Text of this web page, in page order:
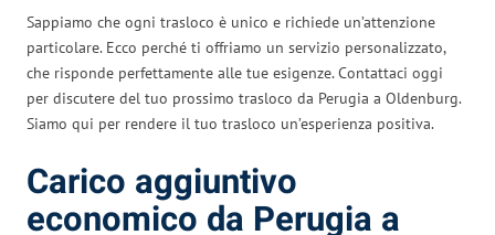
Sappiamo che ogni trasloco è unico e richiede un’attenzione
particolare. Ecco perché ti offriamo un servizio personalizzato,
che risponde perfettamente alle tue esigenze. Contattaci oggi
per discutere del tuo prossimo trasloco da Perugia a Oldenburg.
Siamo qui per rendere il tuo trasloco un’esperienza positiva.
Carico aggiuntivo
economico da Perugia a